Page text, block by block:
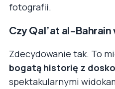
fotografii.
Czy Qal’at al-
Zdecydowanie tak. To
bogatą historię z
spektakularnymi